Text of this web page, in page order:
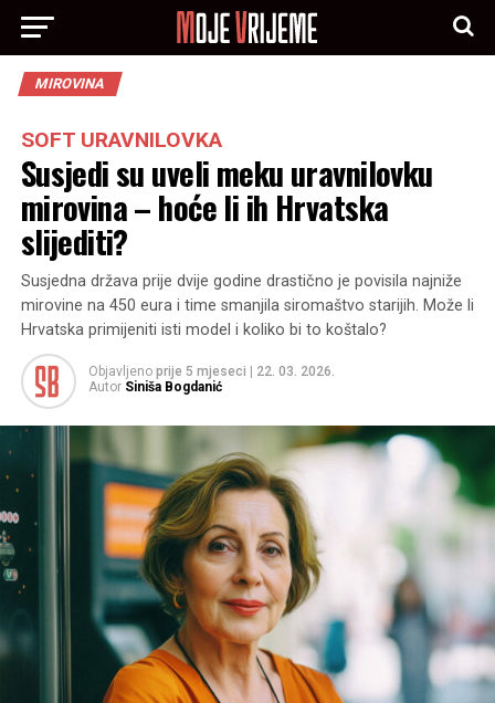
MIROVINA
SOFT URAVNILOVKA
Susjedi su uveli meku uravnilovku
mirovina – hoće li ih Hrvatska
slijediti?
Susjedna država prije dvije godine drastično je povisila najniže
mirovine na 450 eura i time smanjila siromaštvo starijih. Može li
Hrvatska primijeniti isti model i koliko bi to koštalo?
Objavljeno prije 5 mjeseci
22. 03. 2026.
Autor Siniša Bogdanić